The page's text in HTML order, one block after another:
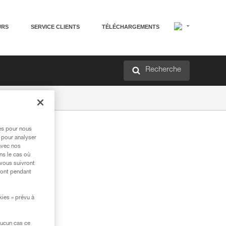
SERVICE CLIENTS TÉLÉCHARGEMENTS
Recherche
pour nous
analyser
nos
le cas où
suivront
pendant
» prévu à
cas ce